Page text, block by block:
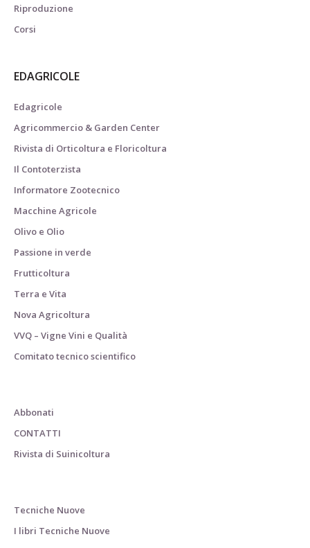
Riproduzione
Corsi
EDAGRICOLE
Edagricole
Agricommercio & Garden Center
Rivista di Orticoltura e Floricoltura
Il Contoterzista
Informatore Zootecnico
Macchine Agricole
Olivo e Olio
Passione in verde
Frutticoltura
Terra e Vita
Nova Agricoltura
VVQ – Vigne Vini e Qualità
Comitato tecnico scientifico
Abbonati
CONTATTI
Rivista di Suinicoltura
Tecniche Nuove
I libri Tecniche Nuove